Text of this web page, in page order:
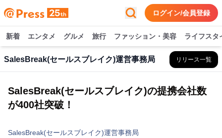
ログイン/会員登録
新着 エンタメ グルメ 旅行 ファッション・美容 ライフスタ
SalesBreak(セールスブレイク)運営事務局 リリース一覧
SalesBreak(セールスブレイク)の提携会社数
が400社突破！
SalesBreak(セールスブレイク)運営事務局